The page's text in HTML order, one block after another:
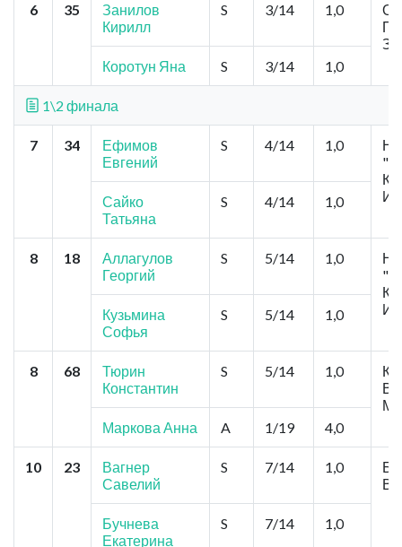
6 35
Занилов
Кирилл
S 3/14 1,0
Коротун Яна
S 3/14 1,0
1\2 финала
7 34
Ефимов
Евгений
S 4/14 1,0
Сайко
Татьяна
S 4/14 1,0
8 18
Аллагулов
Георгий
S 5/14 1,0
Кузьмина
Софья
S 5/14 1,0
8 68
Тюрин
Константин
S 5/14 1,0
Маркова Анна
A 1/19 4,0
10 23
Вагнер
Савелий
S 7/14 1,0
Бучнева
Екатерина
S 7/14 1,0